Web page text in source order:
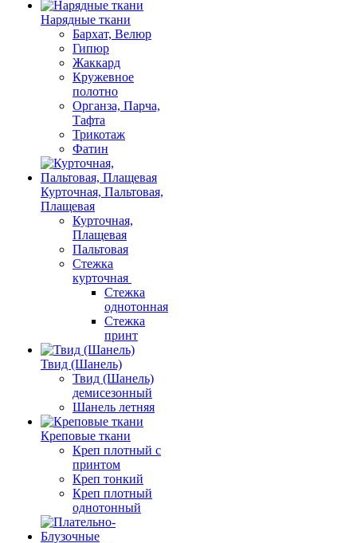
Нарядные ткани
Бархат, Велюр
Гипюр
Жаккард
Кружевное
полотно
Органза, Парча,
Тафта
Трикотаж
Фатин
Курточная, Пальтовая,
Плащевая
Курточная,
Плащевая
Пальтовая
Стежка
курточная
Стежка
однотонная
Стежка
принт
Твид (Шанель)
Твид (Шанель)
демисезонный
Шанель летняя
Креповые ткани
Креп плотный с
принтом
Креп тонкий
Креп плотный
однотонный